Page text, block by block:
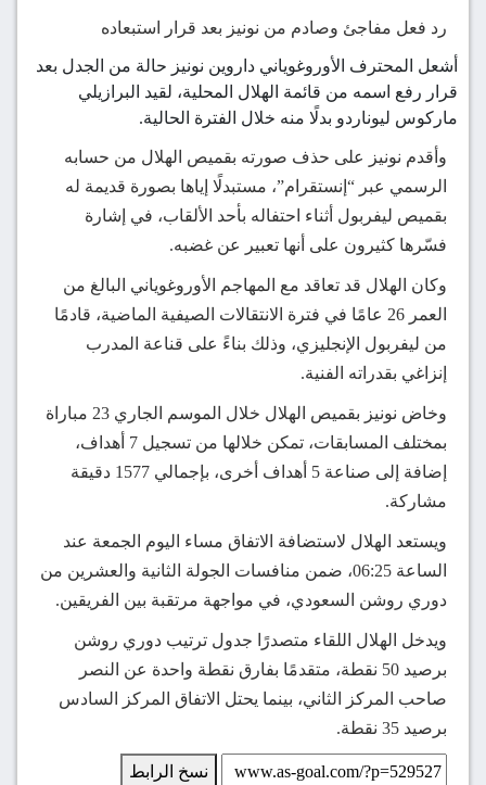
رد فعل مفاجئ وصادم من نونيز بعد قرار استبعاده
أشعل المحترف الأوروغوياني داروين نونيز حالة من الجدل بعد
قرار رفع اسمه من قائمة الهلال المحلية، لقيد البرازيلي
ماركوس ليوناردو بدلًا منه خلال الفترة الحالية.
وأقدم نونيز على حذف صورته بقميص الهلال من حسابه
الرسمي عبر “إنستقرام”، مستبدلًا إياها بصورة قديمة له
بقميص ليفربول أثناء احتفاله بأحد الألقاب، في إشارة
فسّرها كثيرون على أنها تعبير عن غضبه.
وكان الهلال قد تعاقد مع المهاجم الأوروغوياني البالغ من
العمر 26 عامًا في فترة الانتقالات الصيفية الماضية، قادمًا
من ليفربول الإنجليزي، وذلك بناءً على قناعة المدرب
إنزاغي بقدراته الفنية.
وخاض نونيز بقميص الهلال خلال الموسم الجاري 23 مباراة
بمختلف المسابقات، تمكن خلالها من تسجيل 7 أهداف،
إضافة إلى صناعة 5 أهداف أخرى، بإجمالي 1577 دقيقة
مشاركة.
ويستعد الهلال لاستضافة الاتفاق مساء اليوم الجمعة عند
الساعة 06:25، ضمن منافسات الجولة الثانية والعشرين من
دوري روشن السعودي، في مواجهة مرتقبة بين الفريقين.
ويدخل الهلال اللقاء متصدرًا جدول ترتيب دوري روشن
برصيد 50 نقطة، متقدمًا بفارق نقطة واحدة عن النصر
صاحب المركز الثاني، بينما يحتل الاتفاق المركز السادس
برصيد 35 نقطة.
نسخ الرابط